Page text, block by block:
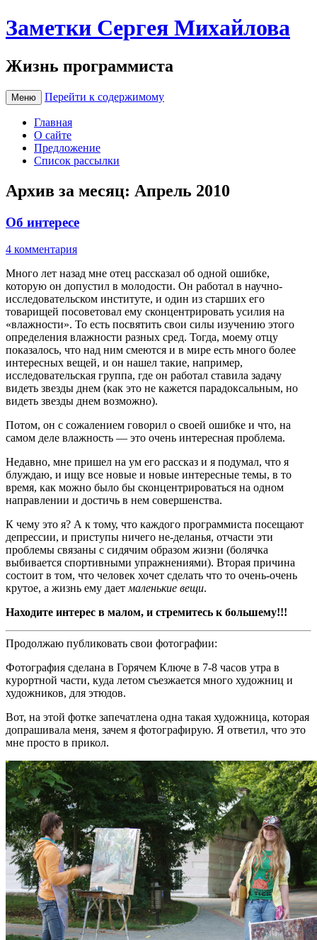
Заметки Сергея Михайлова
Жизнь программиста
Меню Перейти к содержимому
Главная
О сайте
Предложение
Список рассылки
Архив за месяц: Апрель 2010
Об интересе
4 комментария
Много лет назад мне отец рассказал об одной ошибке,
которую он допустил в молодости. Он работал в научно-
исследовательском институте, и один из старших его
товарищей посоветовал ему сконцентрировать усилия на
«влажности». То есть посвятить свои силы изучению этого
определения влажности разных сред. Тогда, моему отцу
показалось, что над ним смеются и в мире есть много более
интересных вещей, и он нашел такие, например,
исследовательская группа, где он работал ставила задачу
видеть звезды днем (как это не кажется парадоксальным, но
видеть звезды днем возможно).
Потом, он с сожалением говорил о своей ошибке и что, на
самом деле влажность — это очень интересная проблема.
Недавно, мне пришел на ум его рассказ и я подумал, что я
блуждаю, и ищу все новые и новые интересные темы, в то
время, как можно было бы сконцентрироваться на одном
направлении и достичь в нем совершенства.
К чему это я? А к тому, что каждого программиста посещают
депрессии, и приступы ничего не-деланья, отчасти эти
проблемы связаны с сидячим образом жизни (болячка
выбивается спортивными упражнениями). Вторая причина
состоит в том, что человек хочет сделать что то очень-очень
крутое, а жизнь ему дает маленькие вещи.
Находите интерес в малом, и стремитесь к большему!!!
Продолжаю публиковать свои фотографии:
Фотография сделана в Горячем Ключе в 7-8 часов утра в
курортной части, куда летом съезжается много художниц и
художников, для этюдов.
Вот, на этой фотке запечатлена одна такая художница, которая
допрашивала меня, зачем я фотографирую. Я ответил, что это
мне просто в прикол.